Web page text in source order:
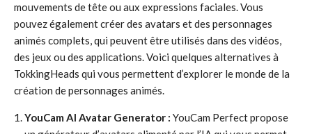
mouvements de tête ou aux expressions faciales. Vous
pouvez également créer des avatars et des personnages
animés complets, qui peuvent être utilisés dans des vidéos,
des jeux ou des applications. Voici quelques alternatives à
TokkingHeads qui vous permettent d’explorer le monde de la
création de personnages animés.
YouCam AI Avatar Generator : YouCam Perfect propose